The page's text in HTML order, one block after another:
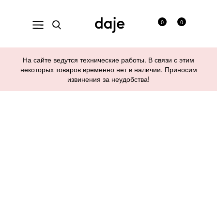
0
0
На сайте ведутся технические работы. В связи с этим
некоторых товаров временно нет в наличии. Приносим
извинения за неудобства!